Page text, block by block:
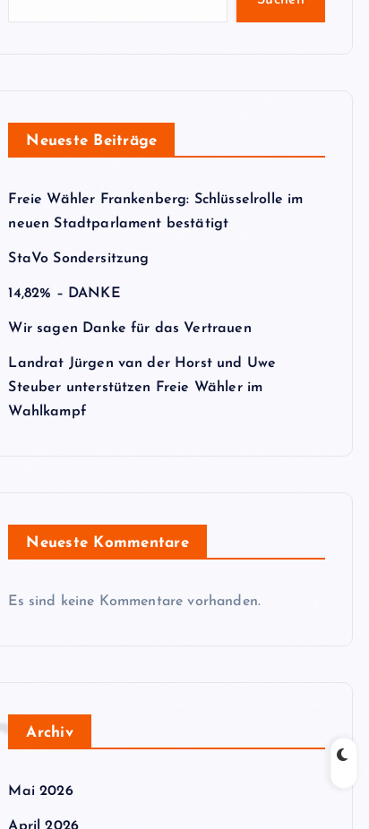
Neueste Beiträge
Freie Wähler Frankenberg: Schlüsselrolle im
neuen Stadtparlament bestätigt
StaVo Sondersitzung
14,82% – DANKE
Wir sagen Danke für das Vertrauen
Landrat Jürgen van der Horst und Uwe
Steuber unterstützen Freie Wähler im
Wahlkampf
Neueste Kommentare
Es sind keine Kommentare vorhanden.
Archiv
Mai 2026